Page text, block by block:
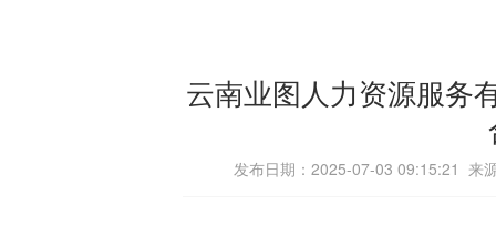
云南业图人力资源服务
发布日期：2025-07-03 09:15:21 来